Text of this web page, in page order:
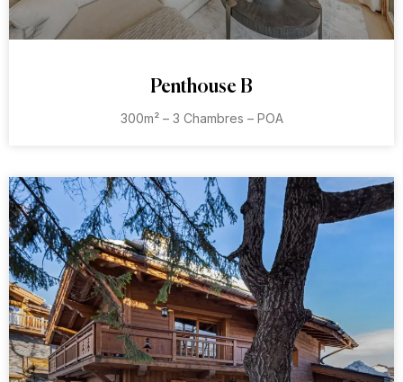
Penthouse B
300m² – 3 Chambres – POA